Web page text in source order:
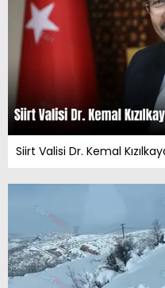
Siirt Valisi Dr. Kemal